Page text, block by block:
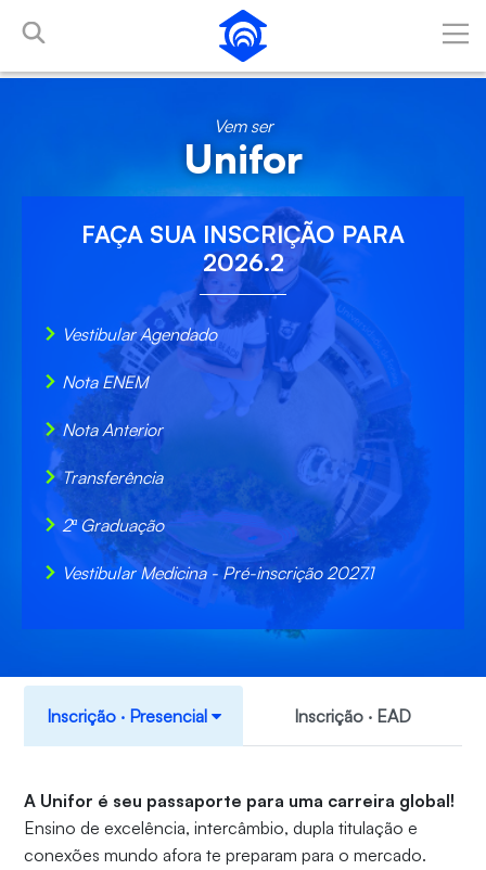
Pular para o Conteúdo principal
Vem ser
Unifor
FAÇA SUA INSCRIÇÃO PARA
2026.2
Vestibular Agendado
Nota ENEM
Nota Anterior
Transferência
2ª Graduação
Vestibular Medicina - Pré-inscrição 2027.1
Inscrição ‧ Presencial Inscrição ‧ EAD
A Unifor é seu passaporte para uma carreira global!
Ensino de excelência, intercâmbio, dupla titulação e
conexões mundo afora te preparam para o mercado.